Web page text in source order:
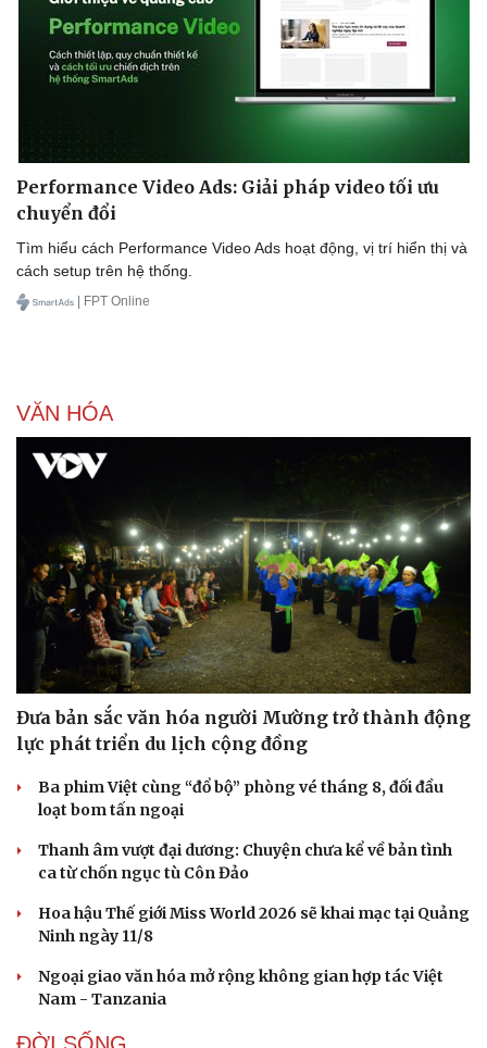
Performance Video Ads: Giải pháp video tối ưu
chuyển đổi
Tìm hiểu cách Performance Video Ads hoạt động, vị trí hiển thị và
cách setup trên hệ thống.
| FPT Online
VĂN HÓA
Đưa bản sắc văn hóa người Mường trở thành động
lực phát triển du lịch cộng đồng
Ba phim Việt cùng “đổ bộ” phòng vé tháng 8, đối đầu
loạt bom tấn ngoại
Thanh âm vượt đại dương: Chuyện chưa kể về bản tình
ca từ chốn ngục tù Côn Đảo
Hoa hậu Thế giới Miss World 2026 sẽ khai mạc tại Quảng
Ninh ngày 11/8
Ngoại giao văn hóa mở rộng không gian hợp tác Việt
Nam - Tanzania